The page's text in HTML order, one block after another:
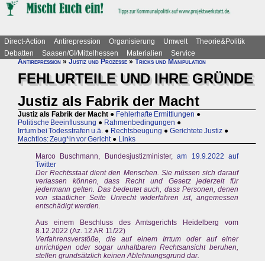
Direct-Action Antirepression Organisierung Umwelt
Theorie&Politik
Debatten
Saasen/GI/Mittelhessen Materialien
Service
Antirepression»Justiz und Prozesse»Tricks und Manipulation
FEHLURTEILE UND IHRE GRÜNDE
Justiz als Fabrik der Macht
Justiz als Fabrik der Macht ● Fehlerhafte Ermittlungen ●
Politische Beeinflussung ● Rahmenbedingungen ●
Irrtum bei Todesstrafen u.ä. ● Rechtsbeugung ● Gerichtete Justiz ●
Machtlos: Zeug*in vor Gericht ● Links
Marco Buschmann, Bundesjustizminister,am 19.9.2022 auf
Twitter
Der Rechtsstaat dient den Menschen. Sie müssen sich darauf
verlassen können, dass Recht und Gesetz jederzeit für
jedermann gelten. Das bedeutet auch, dass Personen, denen
von staatlicher Seite Unrecht widerfahren ist, angemessen
entschädigt werden.
Aus einem Beschluss des Amtsgerichts Heidelberg vom
8.12.2022 (Az. 12 AR 11/22)
Verfahrensverstöße, die auf einem Irrtum oder auf einer
unrichtigen oder sogar unhaltbaren Rechtsansicht beruhen,
stellen grundsätzlich keinen Ablehnungsgrund dar.